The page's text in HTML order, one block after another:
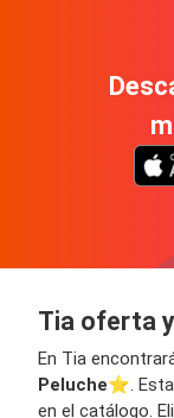
Tia oferta
En Tia
Peluche⭐️.
en el catálogo.